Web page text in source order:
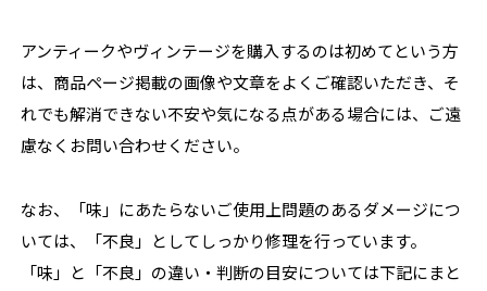
アンティークやヴィンテージを購入するのは初めてという方
は、商品ページ掲載の画像や文章をよくご確認いただき、そ
れでも解消できない不安や気になる点がある場合には、ご遠
慮なくお問い合わせください。
なお、「味」にあたらないご使用上問題のあるダメージにつ
いては、「不良」としてしっかり修理を行っています。
「味」と「不良」の違い・判断の目安については下記にまと